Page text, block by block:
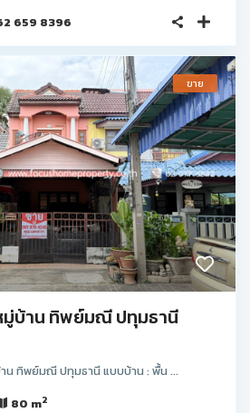
659 8396
ขาย
มู่บ้าน ทิพย์มณี ปทุมธานี
น ทิพย์มณี ปทุมธานี แบบบ้าน : พื้น ...
80 m2